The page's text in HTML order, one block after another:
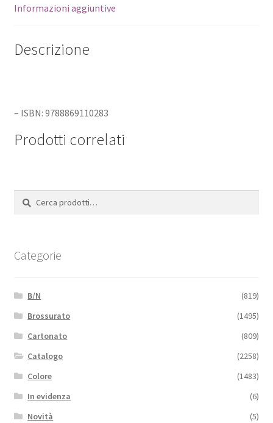
Informazioni aggiuntive
Descrizione
– ISBN: 9788869110283
Prodotti correlati
Cerca:
Cerca
Categorie
B/N
(819)
Brossurato
(1495)
Cartonato
(809)
Catalogo
(2258)
Colore
(1483)
In evidenza
(6)
Novità
(5)